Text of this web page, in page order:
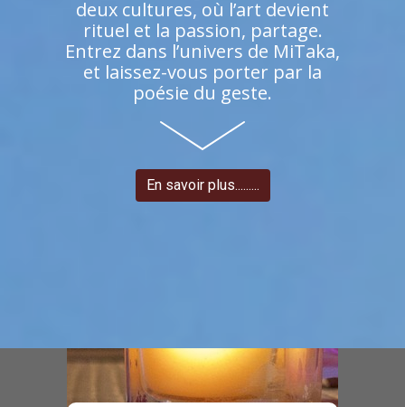
deux cultures, où l’art devient
rituel et la passion, partage.
Entrez dans l’univers de MiTaka,
et laissez-vous porter par la
poésie du geste.
En savoir plus.........